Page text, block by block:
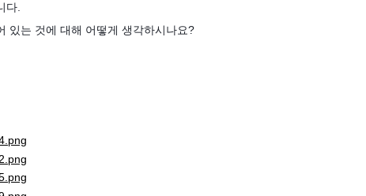
다.
있는 것에 대해 어떻게 생각하시나요?